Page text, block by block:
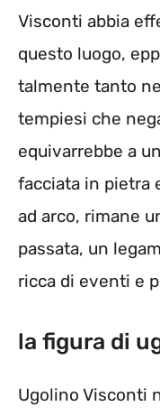
Visconti abbia
questo luogo,
talmente tanto
tempiesi che
equivarrebbe a
facciata in pietra
ad arco, rimane
passata, un
ricca di eventi e
la figura di
Ugolino Visconti